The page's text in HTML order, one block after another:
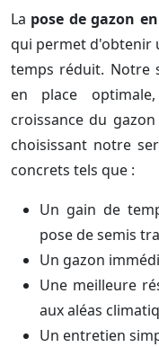
La pose de gazon
qui permet d'obtenir
temps réduit. Notre
en place
croissance du
choisissant notre
concrets tels que :
Un gain de
pose de semis
Un gazon
Une meilleure
aux aléas
Un entretien